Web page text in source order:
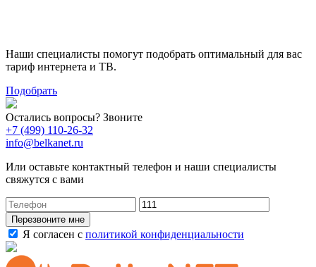
Наши специалисты помогут подобрать оптимальный для вас
тариф интернета и ТВ.
Подобрать
Остались вопросы? Звоните
+7 (499) 110-26-32
info@belkanet.ru
Или оставьте контактный телефон и наши специалисты
свяжутся с вами
Перезвоните мне
Я согласен с политикой конфиденциальности